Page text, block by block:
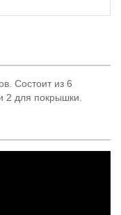
Состоит из 6
2 для покрышки.